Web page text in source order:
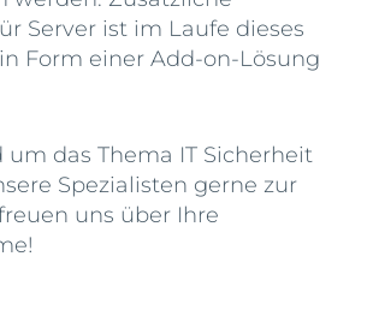
Server ist im Laufe dieses
Form einer Add-on-Lösung
um das Thema IT Sicherheit
Spezialisten gerne zur
uns über Ihre